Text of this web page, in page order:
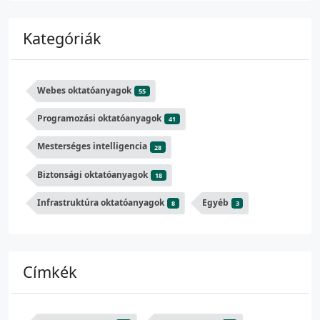
Kategóriák
Webes oktatóanyagok 55
Programozási oktatóanyagok 41
Mesterséges intelligencia 28
Biztonsági oktatóanyagok 18
Infrastruktúra oktatóanyagok 8 Egyéb 3
Címkék